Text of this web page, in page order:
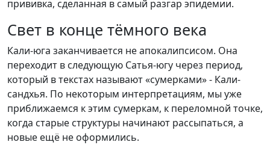
прививка, сделанная в самый разгар эпидемии.
Свет в конце тёмного века
Кали-юга заканчивается не апокалипсисом. Она
переходит в следующую Сатья-югу через период,
который в текстах называют «сумерками» - Кали-
сандхья. По некоторым интерпретациям, мы уже
приближаемся к этим сумеркам, к переломной точке,
когда старые структуры начинают рассыпаться, а
новые ещё не оформились.